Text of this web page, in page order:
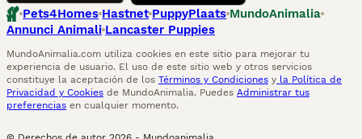
Pets4Homes Hastnet PuppyPlaats MundoAnimalia
Annunci Animali Lancaster Puppies
MundoAnimalia.com utiliza cookies en este sitio para mejorar tu
experiencia de usuario. El uso de este sitio web y otros servicios
constituye la aceptación de los Términos y Condiciones y la Política de
Privacidad y Cookies de MundoAnimalia. Puedes Administrar tus
preferencias en cualquier momento.